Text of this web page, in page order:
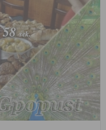
55sek.
55sek.